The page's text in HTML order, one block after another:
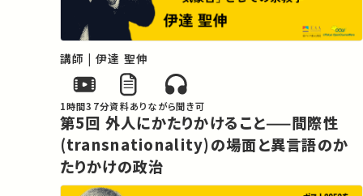
講師 | 伊達 聖伸
1時間37分資料ありながら聞き可
第5回 外人にかたりかけること——間際性
(transnationality)の場面と異言語のか
たりかけの政治